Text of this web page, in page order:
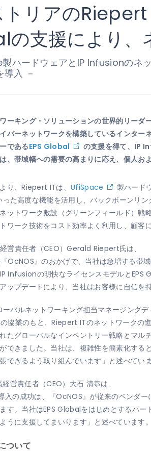
トリアの
支援により、
ハードウェアとIP Infusionのネ
導入 －
ーキング・ソリューションの世界的リーダ
バーネットワークを構築しているインタ
であるEPS Global
の支援を得て、IP
、帯域幅への需要の高まりに応え、個人お
り、Riepert ITは、UfiSpace
製ハード
った高度な機能を活用し、バックボーンリ
ットワーク敷設（グリーンフィールド）
ワーク技術をコスト効率よく利用し、顧客
営責任者（CEO）Gerald Riepert氏は、
OcNOS』のおかげで、当社は急増する帯
Infusionの明快なライセンスモデルとEPS
ップデートにより、当社はお客様に自信を
バルネットワーキング担当マネージング
協業のもと、Riepert ITのネットワークの
たグローバルなインベントリー戦略とマ
できました。当社は、複雑性を簡素化す
できるよう取り組んでいます」と述べていま
営責任者（CEO）大石 清恭は、
入の成功は、『OcNOS』が従来のベンダ
す。当社はEPS Globalをはじめとするパ
うに支援してまいります」と述べています。
ついて